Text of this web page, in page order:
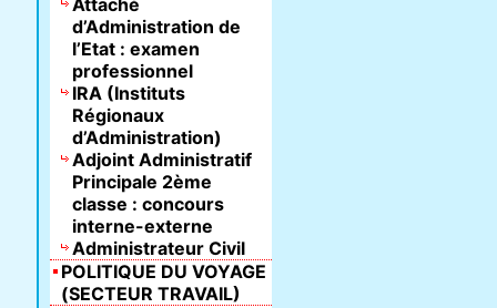
Attaché
d’Administration de
l’Etat : examen
professionnel
IRA (Instituts
Régionaux
d’Administration)
Adjoint Administratif
Principale 2ème
classe : concours
interne-externe
Administrateur Civil
POLITIQUE DU VOYAGE
(SECTEUR TRAVAIL)